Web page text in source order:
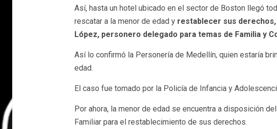
Así, hasta un hotel ubicado en el sector de Boston llegó
rescatar a la menor de edad y restablecer sus
López, personero delegado para temas de Familia y
Así lo confirmó la Personería de Medellín, quien estaría
edad.
El caso fue tomado por la Policía de Infancia y
Por ahora, la menor de edad se encuentra a disposición
Familiar para el restablecimiento de sus derechos.